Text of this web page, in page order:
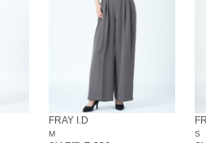
FRAY I.D
M S